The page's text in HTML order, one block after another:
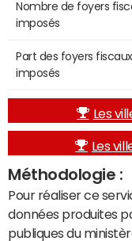
Nombre de foyers
imposés
Part des foyers fiscaux
imposés
Les
Les
Méthodologie :
Pour réaliser ce
données produites
publiques du